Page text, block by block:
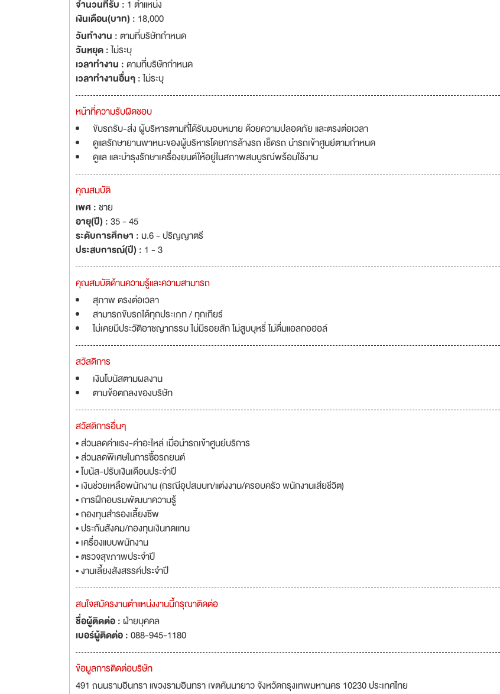
จำนวนที่รับ : 1 ตำแหน่ง
เงินเดือน(บาท) : 18,000
วันทำงาน :ตามที่บริษัทกำหนด
วันหยุด :ไม่ระบุ
เวลาทำงาน :ตามที่บริษัทกำหนด
เวลาทำงานอื่นๆ :ไม่ระบุ
หน้าที่ความรับผิดชอบ
ขับรถรับ-ส่ง ผู้บริหารตามที่ได้รับมอบหมาย ด้วยความปลอดภัย และตรงต่อเวลา
ดูแลรักษายานพาหนะของผู้บริหารโดยการล้างรถ เช็ดรถ นำรถเข้าศูนย์ตามกำหนด
ดูแล และบำรุงรักษาเครื่องยนต์ให้อยู่ในสภาพสมบูรณ์พร้อมใช้งาน
คุณสมบัติ
เพศ :ชาย
อายุ(ปี) :35 - 45
ระดับการศึกษา : ม.6 - ปริญญาตรี
ประสบการณ์(ปี) : 1 - 3
คุณสมบัติด้านความรู้และความสามารถ
สุภาพ ตรงต่อเวลา
สามารถขับรถได้ทุกประเภท / ทุกเกียร์
ไม่เคยมีประวัติอาชญากรรม ไม่มีรอยสัก ไม่สูบบุหรี่ ไม่ดื่มแอลกอฮอล์
สวัสดิการ
เงินโบนัสตามผลงาน
ตามข้อตกลงของบริษัท
สวัสดิการอื่นๆ
• ส่วนลดค่าแรง-ค่าอะไหล่ เมื่อนำรถเข้าศูนย์บริการ
• ส่วนลดพิเศษในการซื้อรถยนต์
• โบนัส-ปรับเงินเดือนประจำปี
• เงินช่วยเหลือพนักงาน (กรณีอุปสมบท/แต่งงาน/ครอบครัว พนักงานเสียชีวิต)
• การฝึกอบรมพัฒนาความรู้
• กองทุนสำรองเลี้ยงชีพ
• ประกันสังคม/กองทุนเงินทดแทน
• เครื่องแบบพนักงาน
• ตรวจสุขภาพประจำปี
• งานเลี้ยงสังสรรค์ประจำปี
สนใจสมัครงานตำแหน่งงานนี้กรุณาติดต่อ
ชื่อผู้ติดต่อ :ฝ่ายบุคคล
เบอร์ผู้ติดต่อ :088-945-1180
ข้อมูลการติดต่อบริษัท
491 ถนนรามอินทรา แขวงรามอินทรา เขตคันนายาว จังหวัดกรุงเทพมหานคร 10230 ประเทศไทย